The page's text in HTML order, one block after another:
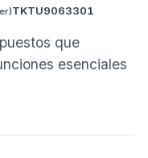
TKTU9063301
que
esenciales